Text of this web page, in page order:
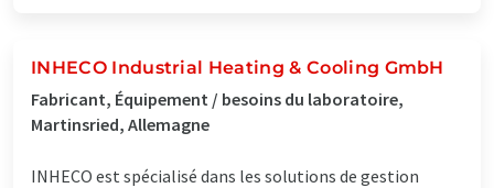
INHECO Industrial Heating & Cooling GmbH
Fabricant, Équipement / besoins du laboratoire,
Martinsried, Allemagne
INHECO est spécialisé dans les solutions de gestion